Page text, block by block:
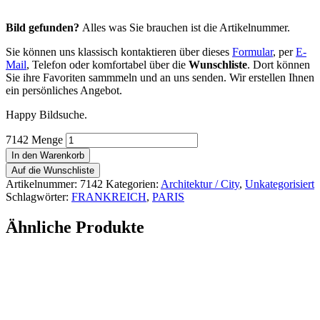
Bild gefunden? Alles was Sie brauchen ist die Artikelnummer.
Sie können uns klassisch kontaktieren über dieses Formular, perE-
Mail, Telefon oder komfortabel über die Wunschliste. Dort können
Sie ihre Favoriten sammmeln und an uns senden. Wir erstellen Ihnen
ein persönliches Angebot.
Happy Bildsuche.
7142 Menge
In den Warenkorb
Auf die Wunschliste
Artikelnummer: 7142 Kategorien: Architektur / City, Unkategorisiert
Schlagwörter: FRANKREICH, PARIS
Ähnliche Produkte